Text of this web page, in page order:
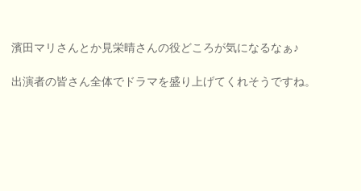
濱田マリさんとか見栄晴さんの役どころが気になるなぁ♪
出演者の皆さん全体でドラマを盛り上げてくれそうですね。